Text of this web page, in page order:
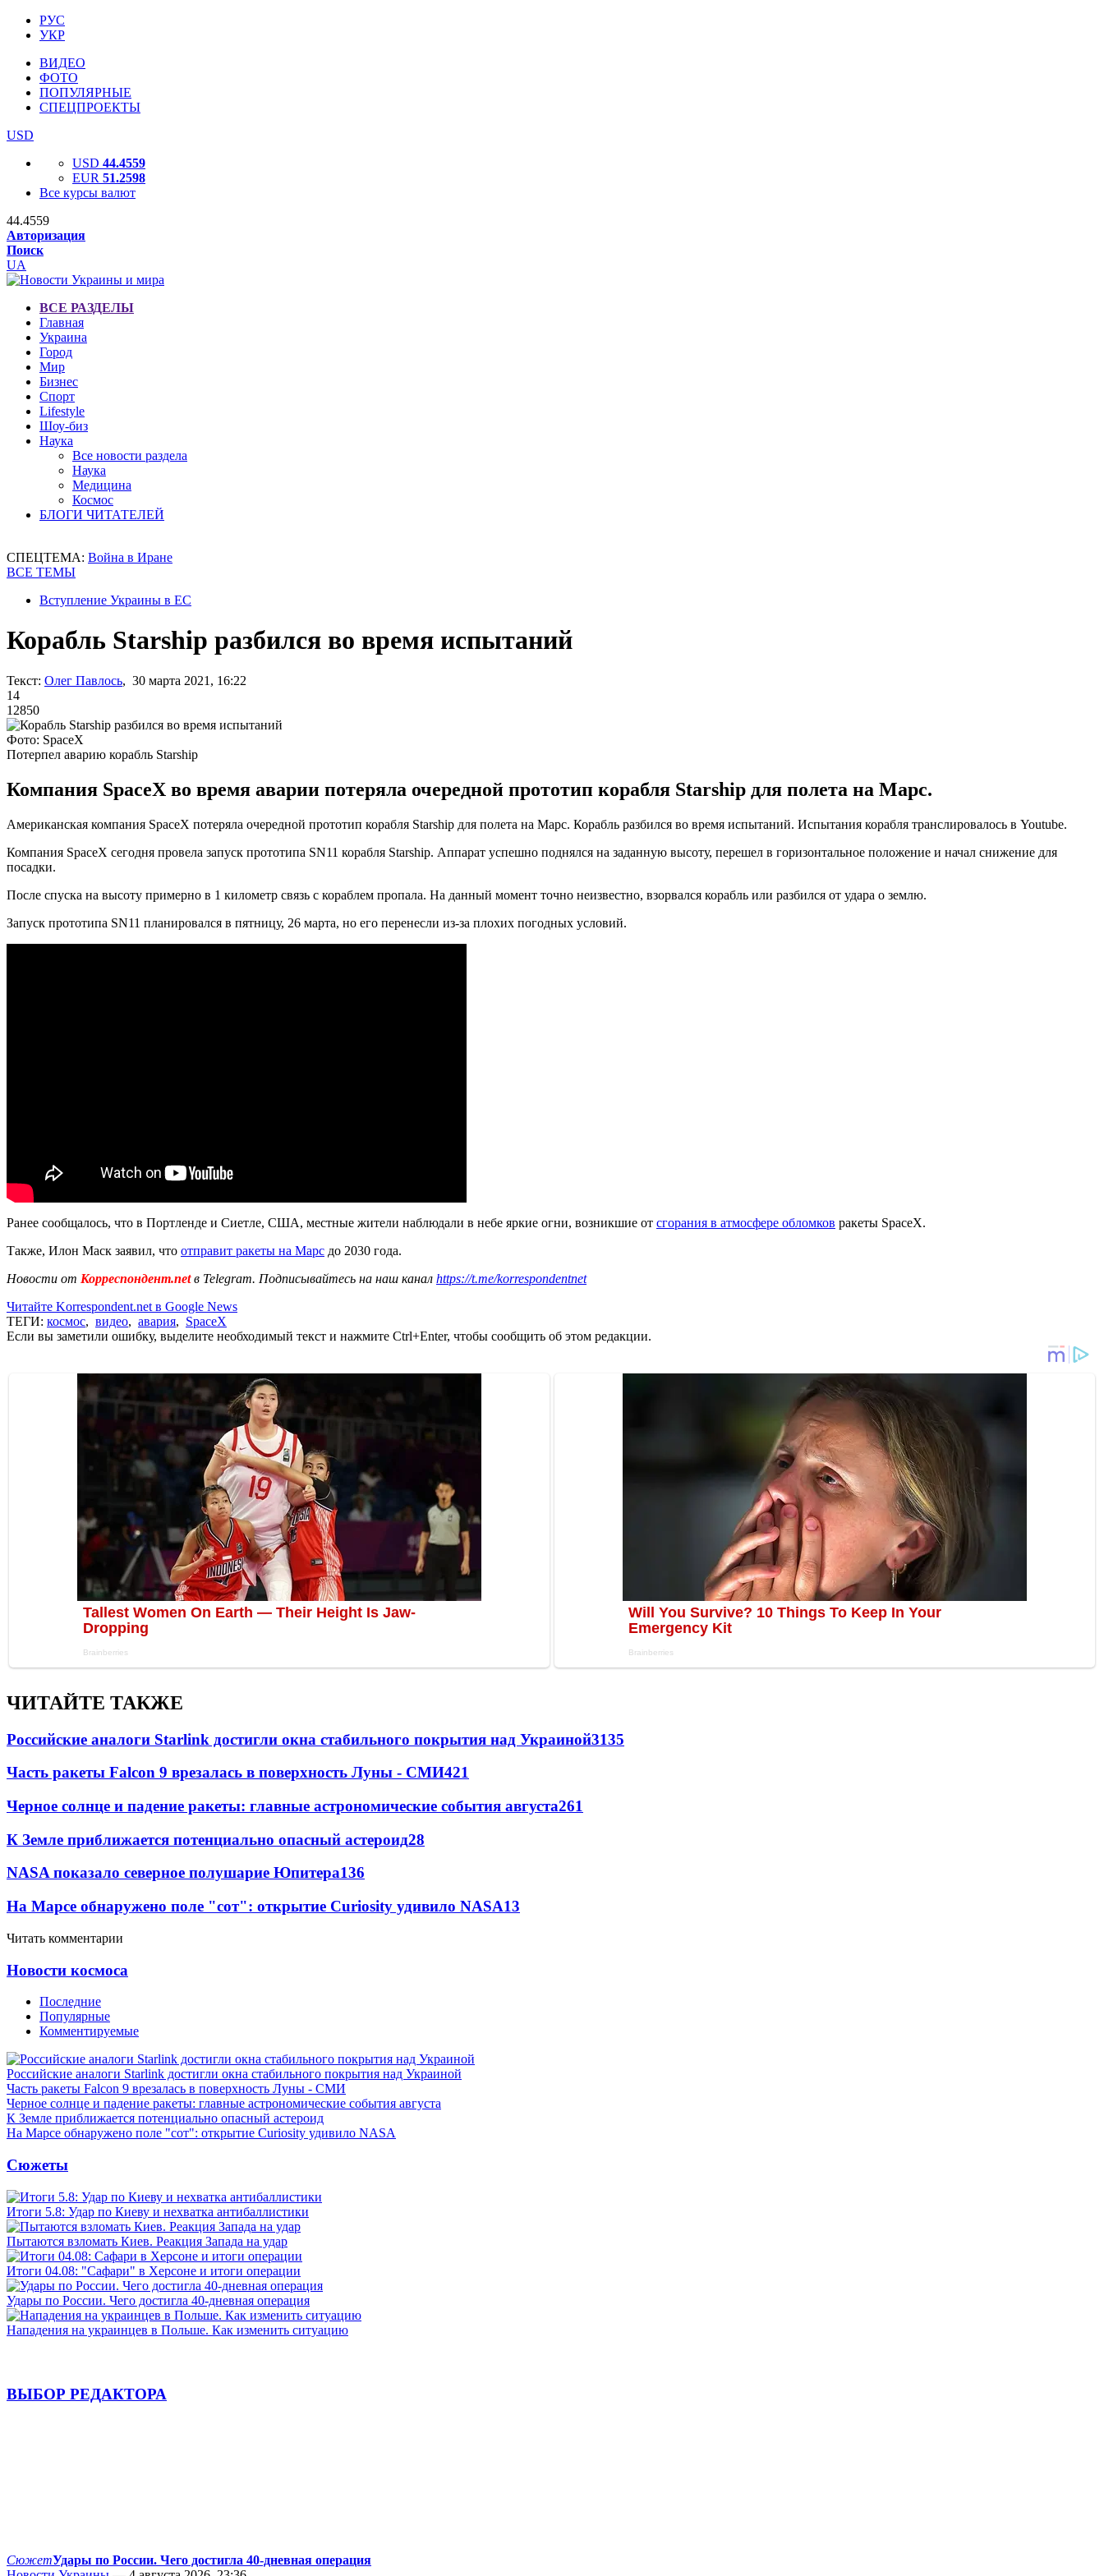
РУС
УКР
ВИДЕО
ФОТО
ПОПУЛЯРНЫЕ
СПЕЦПРОЕКТЫ
USD
USD 44.4559
EUR 51.2598
Все курсы валют
44.4559
Авторизация
Поиск
UA
ВСЕ РАЗДЕЛЫ
Главная
Украина
Город
Мир
Бизнес
Спорт
Lifestyle
Шоу-биз
Наука
Все новости раздела
Наука
Медицина
Космос
БЛОГИ ЧИТАТЕЛЕЙ
СПЕЦТЕМА: Война в Иране
ВСЕ ТЕМЫ
Вступление Украины в ЕС
Корабль Starship разбился во время испытаний
Текст: Олег Павлось, 30 марта 2021, 16:22
14
12850
Фото: SpaceX
Потерпел аварию корабль Starship
Компания SpaceX во время аварии потеряла очередной прототип корабля Starship для полета на Марс.
Американская компания SpaceX потеряла очередной прототип корабля Starship для полета на Марс. Корабль разбился во время испытаний. Испытания корабля транслировалось в Youtube.
Компания SpaceX сегодня провела запуск прототипа SN11 корабля Starship. Аппарат успешно поднялся на заданную высоту, перешел в горизонтальное положение и начал снижение для
посадки.
После спуска на высоту примерно в 1 километр связь с кораблем пропала. На данный момент точно неизвестно, взорвался корабль или разбился от удара о землю.
Запуск прототипа SN11 планировался в пятницу, 26 марта, но его перенесли из-за плохих погодных условий.
Ранее сообщалось, что в Портленде и Сиетле, США, местные жители наблюдали в небе яркие огни, возникшие от сгорания в атмосфере обломков ракеты SpaceX.
Также, Илон Маск заявил, что отправит ракеты на Марс до 2030 года.
Новости от Корреспондент.netв Telegram. Подписывайтесь на наш канал https://t.me/korrespondentnet
Читайте Korrespondent.net в Google News
ТЕГИ: космос, видео, авария, SpaceX
Если вы заметили ошибку, выделите необходимый текст и нажмите Ctrl+Enter, чтобы сообщить об этом редакции.
ЧИТАЙТЕ ТАКЖЕ
Российские аналоги Starlink достигли окна стабильного покрытия над Украиной3135
Часть ракеты Falcon 9 врезалась в поверхность Луны - СМИ421
Черное солнце и падение ракеты: главные астрономические события августа261
К Земле приближается потенциально опасный астероид28
NASA показало северное полушарие Юпитера136
На Марсе обнаружено поле "сот": открытие Curiosity удивило NASA13
Читать комментарии
Новости космоса
Последние
Популярные
Комментируемые
Российские аналоги Starlink достигли окна стабильного покрытия над Украиной
Часть ракеты Falcon 9 врезалась в поверхность Луны - СМИ
Черное солнце и падение ракеты: главные астрономические события августа
К Земле приближается потенциально опасный астероид
На Марсе обнаружено поле "сот": открытие Curiosity удивило NASA
Сюжеты
Итоги 5.8: Удар по Киеву и нехватка антибаллистики
Пытаются взломать Киев. Реакция Запада на удар
Итоги 04.08: "Сафари" в Херсоне и итоги операции
Удары по России. Чего достигла 40-дневная операция
Нападения на украинцев в Польше. Как изменить ситуацию
ВЫБОР РЕДАКТОРА
СюжетУдары по России. Чего достигла 40-дневная операция